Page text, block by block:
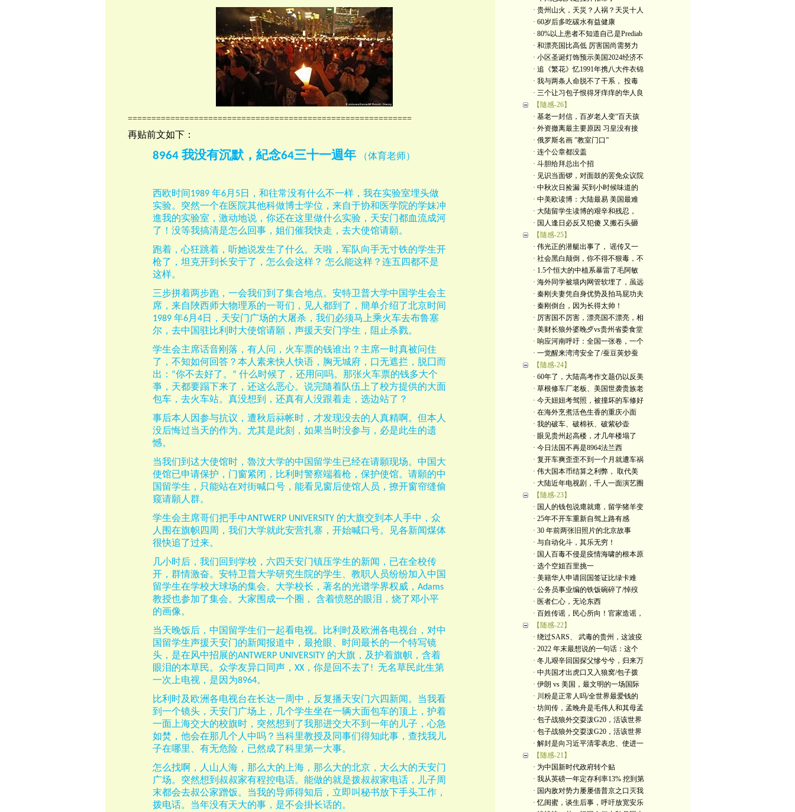
============================================================
再贴前文如下：
8964 我没有沉默，紀念64三十一週年 （体育老师）
西欧时间1989 年6月 5日，和往常没有什么不一样，我在实验室埋头做
实验。突然一个在医院其他科做博士学位，来自于协和医学院的学妹冲
進我的实验室，激动地说，你还在这里做什么实验，天安门都血流成河
了！没等我搞清是怎么回事，姐们催我快走，去大使馆请願。
跑着，心狂跳着，听她说发生了什么。天啦，军队向手无寸铁的学生开
枪了，坦克开到长安亍了，怎么会这样？ 怎么能这样？连五四都不是
这样。
三步拼着两步跑，一会我们到了集合地点。安特卫普大学中国学生会主
席，来自陜西师大物理系的一哥们，见人都到了，簡单介绍了北京时间
1989 年6月 4日，天安门广场的大屠杀，我们必须马上乘火车去布鲁塞
尔，去中国驻比利时大使馆请願，声援天安门学生，阻止杀戮。
学生会主席话音刚落，有人问，火车票的钱谁出？主席一时真被问住
了，不知如何回答？本人素来快人快语，胸无城府，口无遮拦，脱囗而
出： “你不去好了。 ” 什么时候了，还用问吗。那张火车票的钱多大个
亊，天都要蹋下来了，还这么恶心。说完隨着队伍上了校方提供的大面
包车，去火车站。真没想到，还真有人没跟着走，选边站了？
事后本人因参与抗议，遭秋后祘帐时，才发现没去的人真精啊。但本人
没后悔过当天的作为。尤其是此刻，如果当时没参与，必是此生的遗
憾。
当我们到迖大使馆时，魯汶大学的中国留学生已经在请願现场。中国大
使馆已申请保护，门窗紧闭，比利时警察端着枪，保护使馆。请願的中
国留学生，只能站在对街喊口号，能看见窗后使馆人员，撩开窗帘缝偷
窥请願人群。
学生会主席哥们把手中ANTWERP UNIVERSITY 的大旗交到本人手中，众
人围在旗帜四周，我们大学就此安营扎寨，开始喊口号。见各新闻煤体
很快追了过来。
几小时后，我们回到学校，六四天安门镇压学生的新闻，已在全校传
开，群情激奋。安特卫普大学研究生院的学生、教职人员纷纷加入中国
留学生在学校大球场的集会。大学校长，著名的光谱学界权威， Adams
教授也参加了集会。大家围成一个圈，
含着愤怒的眼泪，烧了邓小平
的画像。
当天晚饭后，中国留学生们一起看电视。比利时及欧洲各电视台，对中
国留学生声援天安门的新闻报道中，最抢眼、时间最长的一个特写镜
头，是在风中招展的ANTWERP UNIVERSITY 的大旗，及护着旗帜，含着
眼泪的本草民。众学友异口同声， XX，你是回不去了! 无名草民此生第
一次上电视，是因为8964。
比利时及欧洲各电视台在长达一周中，反复播天安门六四新闻。当我看
到一个镜头，天安门广场上，几个学生坐在一辆大面包车的顶上，护着
一面上海交大的校旗时，突然想到了我那进交大不到一年的儿子，心急
如焚，他会在那几个人中吗？当科里教授及同事们得知此事，查找我儿
子在哪里、有无危险，已然成了科里第一大事。
怎么找啊，人山人海，那么大的上海，那么大的北京，大么大的天安门
广场。突然想到叔叔家有程控电话。能做的就是拨叔叔家电话，儿子周
末都会去叔公家蹭饭。当我的导师得知后，立即叫秘书放下手头工作，
拨电话。当年没有天大的事，是不会掛长话的。
· 贵州山火，天災？人祸？天災十人
· 60岁后多吃碳水有益健康
· 80%以上患者不知道自己是Prediab
· 和漂亮国比高低 厉害国尚需努力
· 小区圣诞灯饰预示美国2024经济不
· 追《繁花》忆1991年携八大件衣锦
· 我与两条人命脱不了干系， 投毒
· 三个让习包子恨得牙痒痒的华人良
【隨感-26】
· 基老一封信，百岁老人变“百天孩
· 外资撤离最主要原因 习皇没有接
· 俄罗斯名画 ”教室门口”
· 连个公章都没盖
· 斗胆给拜总出个招
· 见识当面锣，对面鼓的罢免众议院
· 中秋次日捡漏 买到小时候味道的
· 中美欧读博：大陆最易 美国最难
· 大陆留学生读博的艰辛和残忍，
· 国人逢日必反又犯傻 又搬石头砸
【隨感-25】
· 伟光正的潜艇出事了， 谣传又一
· 社会黑白颠倒，你不得不狠毒，不
· 1.5个恒大的中植系暴雷了毛阿敏
· 海外同学被墙内网管软埋了，虽远
· 秦刚夫妻凭自身优势及拍马屁功夫
· 秦刚倒台，因为长得太帅！
· 厉害国不厉害，漂亮国不漂亮，相
· 美财长狼外婆晚歺vs贵州省委食堂
· 响应河南呼吁：全国一张卷，一个
· 一觉醒来湾湾安全了/蚕豆荚炒蚕
【隨感-24】
· 60年了，大陆高考作文题仍以反美
· 草根修车厂老板、美国世袭贵族老
· 今天妞妞考驾照，被撞坏的车修好
· 在海外烹煮活色生香的重庆小面
· 我的破车、破棉袄、破紫砂壶
· 眼见贵州起高楼，才几年楼塌了
· 今日法国不再是8964法兰西
· 复开车爽歪歪不到一个月就遭车祸
· 伟大国本币结算之利弊， 取代美
· 大陆近年电视剧，千人一面演艺圈
【隨感-23】
· 国人的钱包说瘪就瘪，留学猪羊变
· 25年不开车重新自驾上路有感
· 30 年前两张旧照片的北京故事
· 与自动化斗，其乐无穷！
· 国人百毒不侵是疫情海啸的根本原
· 选个空姐百里挑一
· 美籍华人申请回国签证比绿卡难
· 公务员事业编的铁饭碗碎了/悼歿
· 医者仁心，无论东西
· 百姓传谣，民心所向！官家造谣，
【随感-22】
· 绕过SARS、 武毒的贵州，这波疫
· 2022 年末最想说的一句话：这个
· 冬儿艰辛回国探父慘兮兮，归来万
· 中共国才出虎口又入狼窝/包子拨
· 伊朗 vs 美国，最文明的一场国际
· 川粉是正常人吗/全世界最爱钱的
· 坊间传，孟晚舟是毛伟人和其母孟
· 包子战狼外交耍泼G20，活该世界
· 包子战狼外交耍泼G20，活该世界
· 解封是向习近平清零表忠、使进一
【随感-21】
· 为中国新时代政府转个贴
· 我从英磅一年定存利率13% 挖到第
· 国内敌对势力屡屡借普京之口灭我
· 忆闺蜜，谈生后事，呼吁放宽安乐